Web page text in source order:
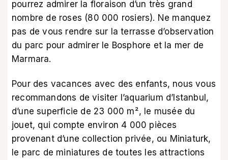
pourrez admirer la floraison d’un très grand
nombre de roses (80 000 rosiers). Ne manquez
pas de vous rendre sur la terrasse d’observation
du parc pour admirer le Bosphore et la mer de
Marmara.
Pour des vacances avec des enfants, nous vous
recommandons de visiter l’aquarium d’Istanbul,
d’une superficie de 23 000 m², le musée du
jouet, qui compte environ 4 000 pièces
provenant d’une collection privée, ou Miniaturk,
le parc de miniatures de toutes les attractions